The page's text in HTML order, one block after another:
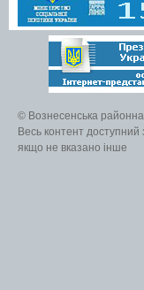
© Вознесенська районна
Весь контент доступний
якщо не вказано інше